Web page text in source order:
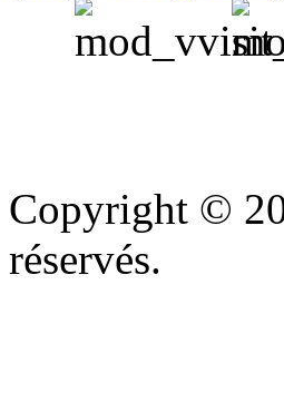
Copyright ©
réservés.